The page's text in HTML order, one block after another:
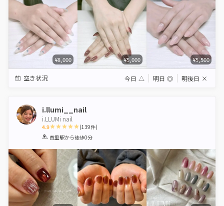
¥8,000 ¥5,000 ¥5,500
空き状況 今日 △ 明日 ◎ 明後日 ×
i.llumi__nail
i.LLUMi nail
4.9
1 2 3 4 5
(139件)
首里駅から徒歩0分